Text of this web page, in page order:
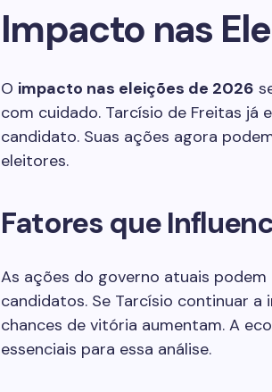
Impacto nas
O impacto nas eleições de 2026
com cuidado. Tarcísio de Freitas
candidato. Suas ações agora
eleitores.
Fatores que
As ações do governo atuais
candidatos. Se Tarcísio continuar
chances de vitória aumentam. A
essenciais para essa análise.